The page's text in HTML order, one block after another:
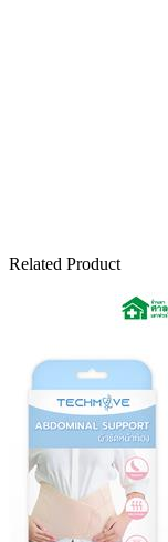
Related Product